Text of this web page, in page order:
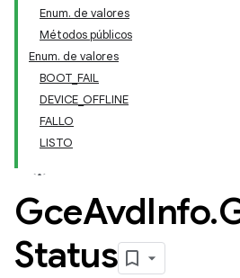
Enum. de valores
Métodos públicos
Enum. de valores
BOOT_FAIL
DEVICE_OFFLINE
FALLO
LISTO
GceAvdInfo.
Status